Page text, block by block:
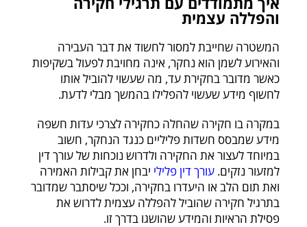
והפללה עצמית
המשטרה שחייבת למסור לחשוד את דבר העבירה
והאירוע לשמן הוא נחקר, אינה מחויבת לפעול בשקיפות
כאשר מדובר בחקירת עד, מה שעשוי להוביל אותו
לחשוף מידע שעשוי להפלילו בהמשך מבלי לדעת.
במקרה בו חקירה שהחלה כחקירה לצרכי עדות חשפה
מידע שמבסס חשדות פליליים כנגד הנחקר, חשוב
במיוחד לעצור את החקירה ולדרוש נוכחות של עורך דין
למזעור נזקים. עורך דין פלילי יבחן את קבילות האמירה
ואת תום הלב או היעדרו בחקירה, וככל שיסתבר שמדובר
בתרגיל חקירה שהוביל להפללה עצמית לדרוש את
פסילת הראיות והמידע שהושגו בדרך זו.